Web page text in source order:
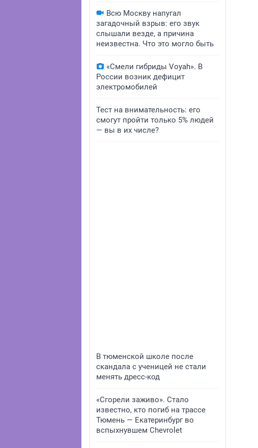
Всю Москву напугал
загадочный взрыв: его звук
слышали везде, а причина
неизвестна. Что это могло быть
«Смели гибриды Voyah». В
России возник дефицит
электромобилей
Тест на внимательность: его
смогут пройти только 5% людей
— вы в их числе?
В тюменской школе после
скандала с ученицей не стали
менять дресс-код
«Сгорели заживо». Стало
известно, кто погиб на трассе
Тюмень — Екатеринбург во
вспыхнувшем Chevrolet